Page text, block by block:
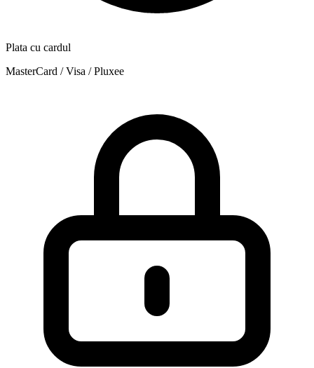
Plata cu cardul
MasterCard / Visa / Pluxee